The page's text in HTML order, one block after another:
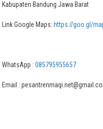
Kabupaten Bandung Jawa Barat
Link Google Maps: https://goo.gl/
WhatsApp : 085795955657
Email :